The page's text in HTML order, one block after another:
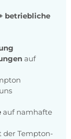
betriebliche
auf
auf namhafte
der Tempton-